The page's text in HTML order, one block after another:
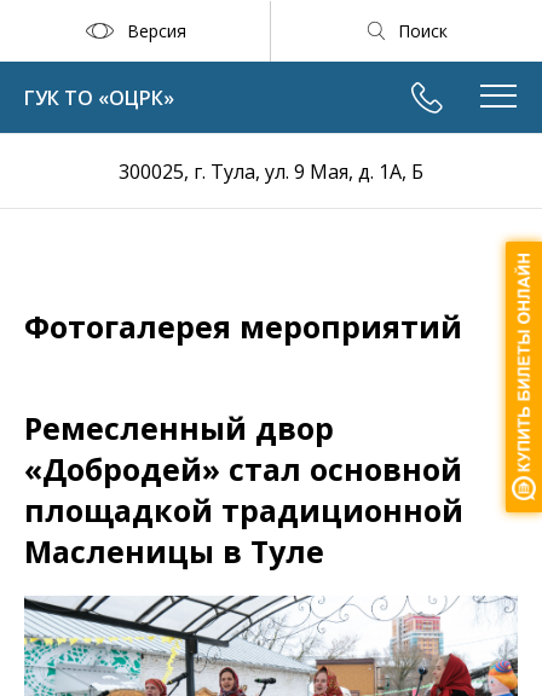
Версия Поиск
300025, г. Тула, ул. 9 Мая, д. 1А, Б
ГУК ТО «ОЦРК»
Фотогалерея мероприятий
Ремесленный двор
«Добродей» стал основной
площадкой традиционной
Масленицы в Туле